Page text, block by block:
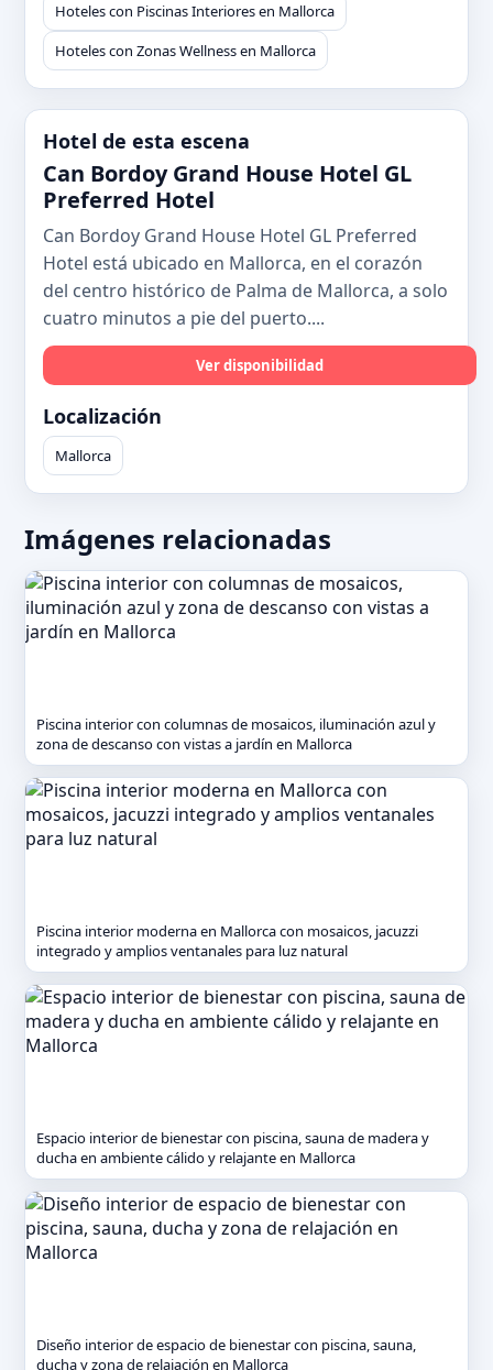
Hoteles con Piscinas Interiores en Mallorca
Hoteles con Zonas Wellness en Mallorca
Hotel de esta escena
Can Bordoy Grand House Hotel GL
Preferred Hotel
Can Bordoy Grand House Hotel GL Preferred
Hotel está ubicado en Mallorca, en el corazón
del centro histórico de Palma de Mallorca, a solo
cuatro minutos a pie del puerto....
Ver disponibilidad
Localización
Mallorca
Imágenes relacionadas
Piscina interior con columnas de mosaicos, iluminación azul y
zona de descanso con vistas a jardín en Mallorca
Piscina interior moderna en Mallorca con mosaicos, jacuzzi
integrado y amplios ventanales para luz natural
Espacio interior de bienestar con piscina, sauna de madera y
ducha en ambiente cálido y relajante en Mallorca
Diseño interior de espacio de bienestar con piscina, sauna,
ducha y zona de relajación en Mallorca